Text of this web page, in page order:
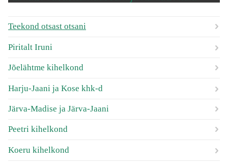
Teekond otsast otsani
Piritalt Iruni
Jõelähtme kihelkond
Harju-Jaani ja Kose khk-d
Järva-Madise ja Järva-Jaani
Peetri kihelkond
Koeru kihelkond